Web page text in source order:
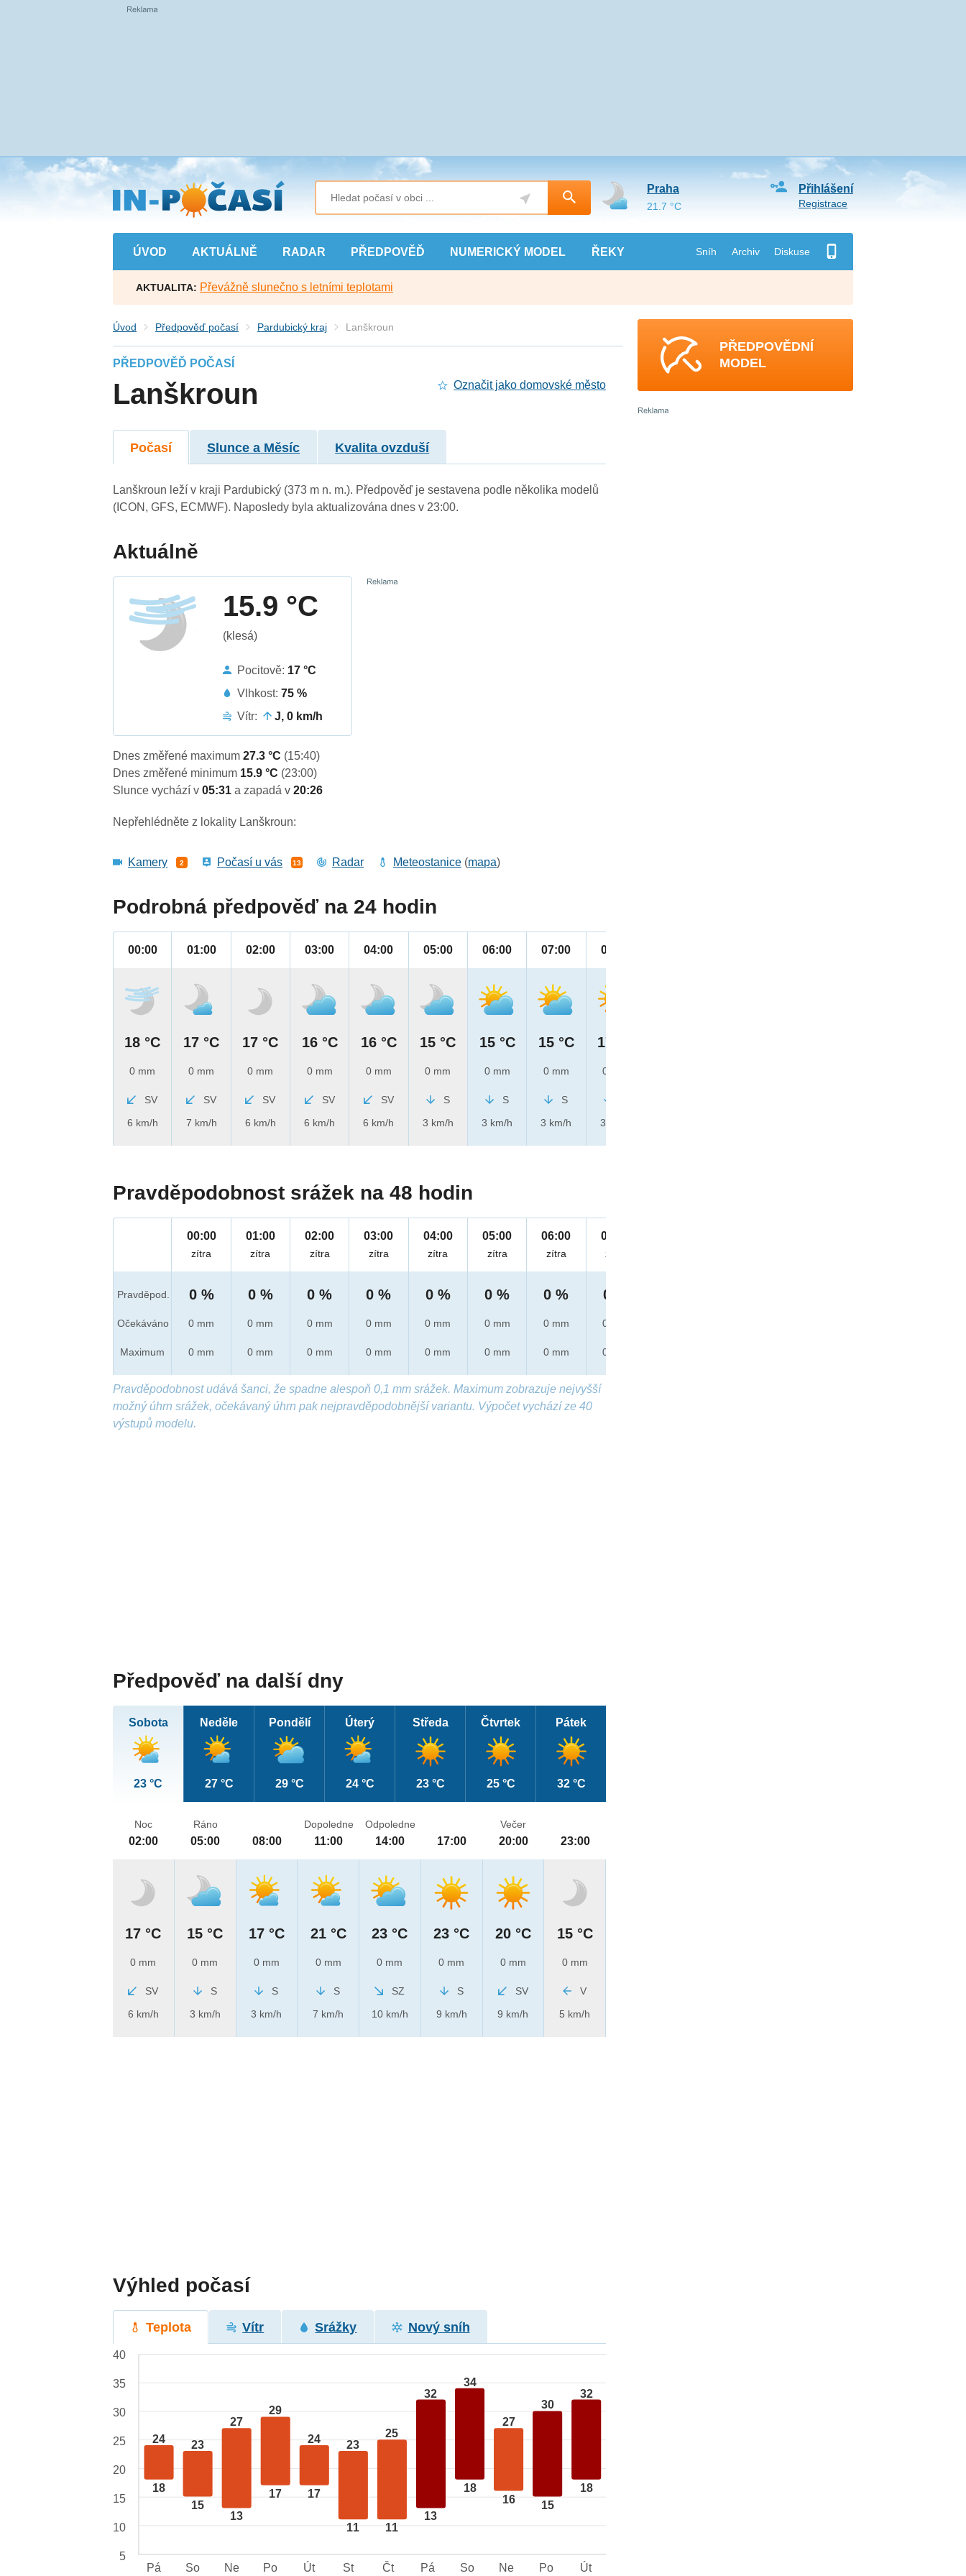
Přejít
na
hlavní
obsah
ÚVOD AKTUÁLNĚ RADAR PŘEDPOVĚĎ NUMERICKÝ MODEL ŘEKY Sníh Archiv Diskuse
Přihlášení
Registrace
Praha
21.7 °C
AKTUALITA: Převážně slunečno s letními teplotami
Úvod Předpověď počasí Pardubický kraj Lanškroun
PŘEDPOVĚĎ POČASÍ
Lanškroun Označit jako domovské město
Počasí Slunce a Měsíc Kvalita ovzduší
Lanškroun leží v kraji Pardubický (373 m n. m.). Předpověď je sestavena podle několika modelů
(ICON, GFS, ECMWF). Naposledy byla aktualizována dnes v 23:00.
Aktuálně
15.9 °C
(klesá)
Pocitově: 17 °C
Vlhkost:75 %
Vítr:
J, 0 km/h
Dnes změřené maximum27.3 °C (15:40)
Dnes změřené minimum 15.9 °C (23:00)
Slunce vychází v05:31a zapadá v20:26
Nepřehlédněte z lokality Lanškroun:
Kamery 2 Počasí u vás 13 Radar Meteostanice (mapa)
Podrobná předpověď na 24 hodin
00:00
18 °C
0 mm
SV
6 km/h
01:00
17 °C
0 mm
SV
7 km/h
02:00
17 °C
0 mm
SV
6 km/h
03:00
16 °C
0 mm
SV
6 km/h
04:00
16 °C
0 mm
SV
6 km/h
05:00
15 °C
0 mm
S
3 km/h
06:00
15 °C
0 mm
S
3 km/h
07:00
15 °C
0 mm
S
3 km/h
08:00
17 °C
0 mm
3 km/h
Pravděpodobnost srážek na 48 hodin
Pravděpod.
Očekáváno
Maximum
00:00
zítra
0 %
0 mm
0 mm
01:00
zítra
0 %
0 mm
0 mm
02:00
zítra
0 %
0 mm
0 mm
03:00
zítra
0 %
0 mm
0 mm
04:00
zítra
0 %
0 mm
0 mm
05:00
zítra
0 %
0 mm
0 mm
06:00
zítra
0 %
0 mm
0 mm
07:00
zítra
0 %
0 mm
0 mm
Pravděpodobnost udává šanci, že spadne alespoň 0,1 mm srážek. Maximum zobrazuje nejvyšší
možný úhrn srážek, očekávaný úhrn pak nejpravděpodobnější variantu. Výpočet vychází ze 40
výstupů modelu.
Předpověď na další dny
Sobota
23 °C
Neděle
27 °C
Pondělí
29 °C
Úterý
24 °C
Středa
23 °C
Čtvrtek
25 °C
Pátek
32 °C
Noc
02:00
17 °C
0 mm
SV
6 km/h
Ráno
05:00
15 °C
0 mm
S
3 km/h
08:00
17 °C
0 mm
S
3 km/h
Dopoledne
11:00
21 °C
0 mm
S
7 km/h
Odpoledne
14:00
23 °C
0 mm
SZ
10 km/h
17:00
23 °C
0 mm
S
9 km/h
Večer
20:00
20 °C
0 mm
SV
9 km/h
23:00
15 °C
0 mm
V
5 km/h
Výhled počasí
Teplota Vítr Srážky Nový sníh
24
18
23
15
27
13
29
17
24
17
23
11
25
11
32
13
34
18
27
16
30
15
32
18
40
35
30
25
20
15
10
5
Pá
So Ne Po Út St Čt Pá So Ne Po Út
PŘEDPOVĚDNÍ
MODEL